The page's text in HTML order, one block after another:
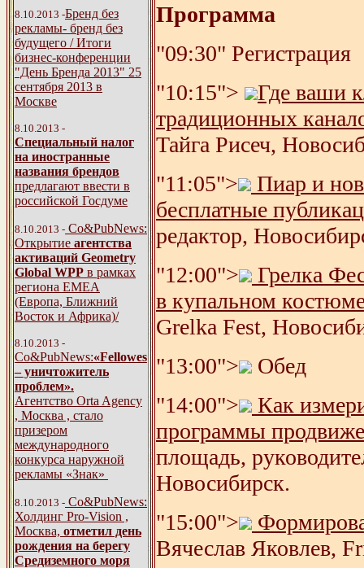
8.10.2013 -Бренд без
рекламы- бренд без
будущего / Итоги
бизнес-конференции
"День Бренда 2013" 25
сентября 2013 в
Москве
8.10.2013 -
Специальный налог
на иностранные
названия брендов
предлагают ввести в
российской Госдуме
8.10.2013 - Со&PubNews:
Открытие агентства
активаций Geometry
Global WPP в рамках
региона ЕМЕА
(Европа, Ближний
Восток и Африка)/
8.10.2013 -
Со&PubNews:«Fellowes
– уничтожитель
проблем».
Агентство Orta Agency
, Москва , стало
призером
международного
конкурса наружной
рекламы «Знак»
8.10.2013 - Со&PubNews:
Холдинг Pro-Vision ,
Москва, отметил день
рождения на берегу
Средиземного моря
Программа
"09:30" Регистрация
"10:15">
Где ваши
традиционных
Тайга Рисеч,
"11:05">
Пиар и
бесплатные
редактор,
"12:00">
Грелка
в купальном
Grelka Fest,
"13:00">
Обед
"14:00">
Как
программы
площадь,
Новосибирск.
"15:00">
Вячеслав Яковлев,